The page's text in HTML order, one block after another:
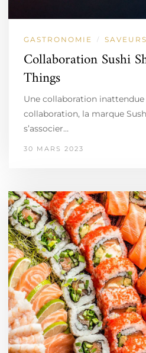
GASTRONOMIE / SAVEURS
Collaboration Sushi
Things
Une collaboration
collaboration, la marque
s’associer…
30 MARS 2023